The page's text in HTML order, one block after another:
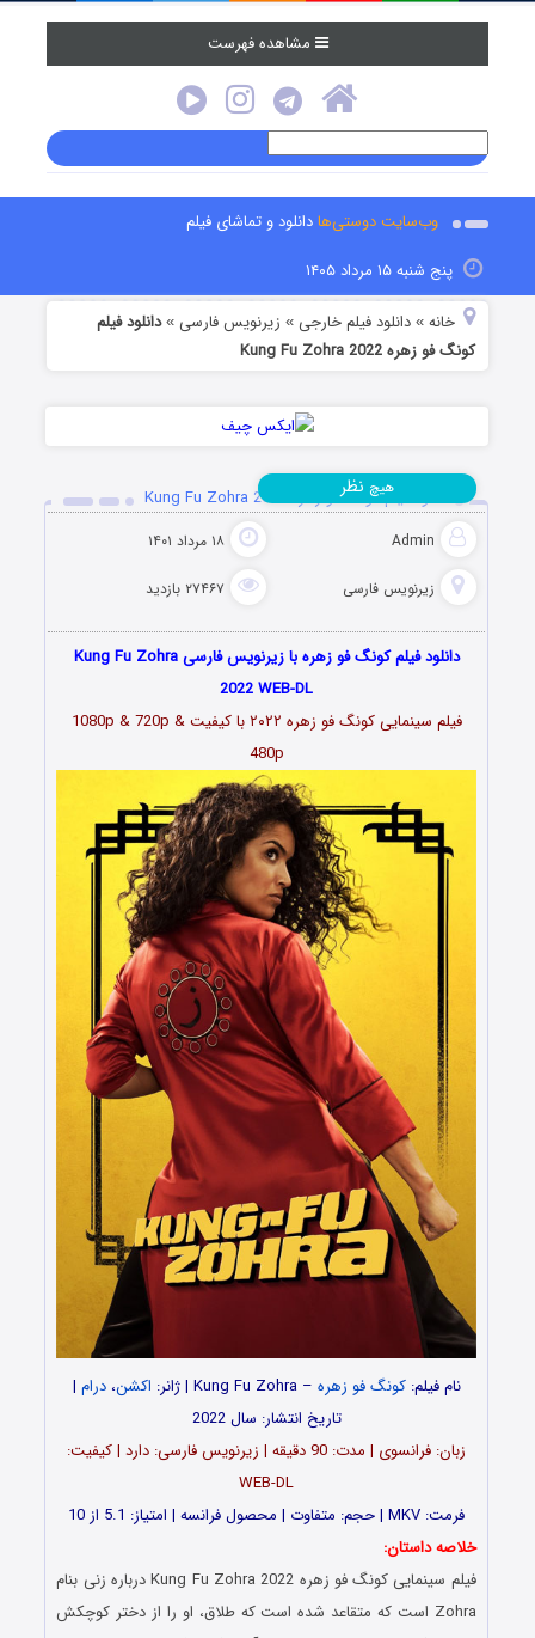
مشاهده فهرست
وب‌سایت دوستی‌هادانلود و تماشای فیلم
پنج شنبه ۱۵ مرداد ۱۴۰۵
خانه »دانلود فیلم خارجی » زیرنویس فارسی »دانلود فیلم
کونگ فو زهره Kung Fu Zohra 2022
دانلود فیلم کونگ فو زهره Kung Fu Zohra 2022
Admin ۱۸ مرداد ۱۴۰۱
زیرنویس فارسی ۲۷۴۶۷ بازدید
هیچ نظر
دانلود فیلم کونگ فو زهره با زیرنویس فارسی Kung Fu Zohra
2022 WEB-DL
فیلم سینمایی کونگ فو زهره ۲۰۲۲
با کیفیت 1080p & 720p &
480p
نام فیلم:کونگ فو زهره – Kung Fu Zohra | ژانر: اکشن،درام |
تاریخ انتشار: سال 2022
زبان: فرانسوی | مدت: 90 دقیقه | زیرنویس فارسی: دارد | کیفیت:
WEB-DL
فرمت: MKV | حجم: متفاوت | محصول فرانسه | امتیاز: 5.1 از 10
خلاصه داستان:
فیلم سینمایی کونگ فو زهره Kung Fu Zohra 2022 درباره زنی بنام
Zohra است که متقاعد شده است که طلاق، او را از دختر کوچکش